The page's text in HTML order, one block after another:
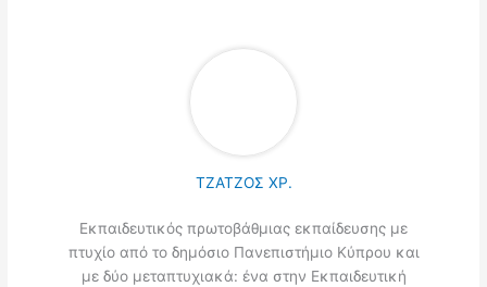
ΤΖΑΤΖΟΣ ΧΡ.
Εκπαιδευτικός πρωτοβάθμιας εκπαίδευσης με
πτυχίο από το δημόσιο Πανεπιστήμιο Κύπρου και
με δύο μεταπτυχιακά: ένα στην Εκπαιδευτική